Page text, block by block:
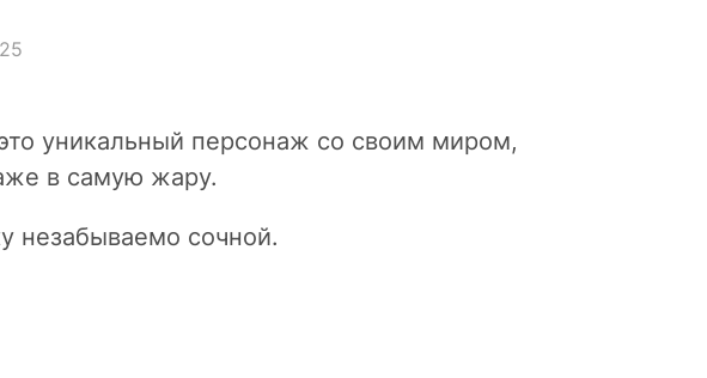
уникальный персонаж со своим миром,
в самую жару.
незабываемо сочной.